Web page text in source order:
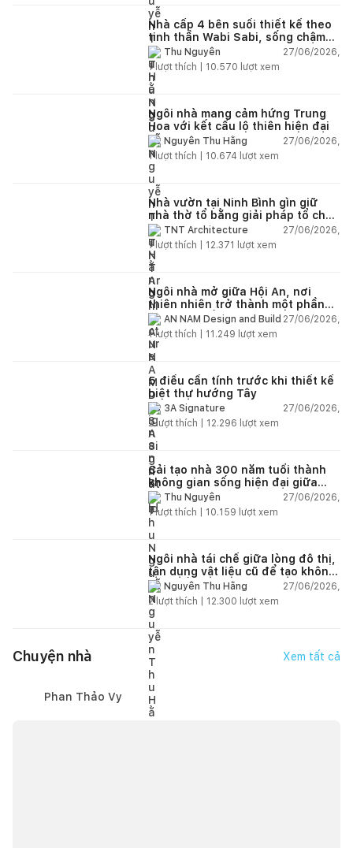
Nhà cấp 4 bên suối thiết kế theo
tinh thần Wabi Sabi, sống chậm
giữa thiên nhiên
Thu Nguyễn
27/06/2026,
1lượt thích | 10.570 lượt xem
Ngôi nhà mang cảm hứng Trung
Hoa với kết cấu lộ thiên hiện đại
Nguyễn Thu Hằng
27/06/2026,
1lượt thích | 10.674 lượt xem
Nhà vườn tại Ninh Bình gìn giữ
nhà thờ tổ bằng giải pháp tổ chức
lại không gian
TNT Architecture
27/06/2026,
1lượt thích | 12.371 lượt xem
Ngôi nhà mở giữa Hội An, nơi
thiên nhiên trở thành một phần
của cuộc sống
AN NAM Design and Build 27/06/2026,
1lượt thích | 11.249 lượt xem
5 điều cần tính trước khi thiết kế
biệt thự hướng Tây
3A Signature
27/06/2026,
2lượt thích | 12.296 lượt xem
Cải tạo nhà 300 năm tuổi thành
không gian sống hiện đại giữa
thiên nhiên
Thu Nguyễn
27/06/2026,
1lượt thích | 10.159 lượt xem
Ngôi nhà tái chế giữa lòng đô thị,
tận dụng vật liệu cũ để tạo không
gian sống linh hoạt
Nguyễn Thu Hằng
27/06/2026,
2lượt thích | 12.300 lượt xem
Chuyện nhà Xem tất cả
Phan Thảo Vy